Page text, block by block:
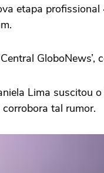
etapa
Lima suscitou
tal rumor.